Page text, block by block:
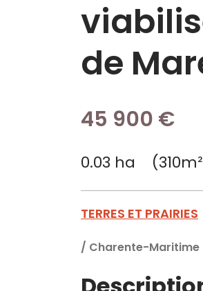
de
45 900 €
0.03 ha
TERRES ET PRAIRIES
/ Charente-Maritime